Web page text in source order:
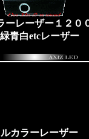
ーレーザー１２０
青白etcレーザー
カラーレーザー